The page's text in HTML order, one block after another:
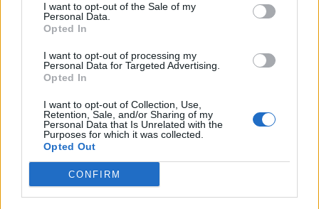
I want to opt-out of the Sale of my
Personal Data.
Opted In
I want to opt-out of processing my
Personal Data for Targeted Advertising.
Opted In
I want to opt-out of Collection, Use,
Retention, Sale, and/or Sharing of my
Personal Data that Is Unrelated with the
Purposes for which it was collected.
Opted Out
CONFIRM